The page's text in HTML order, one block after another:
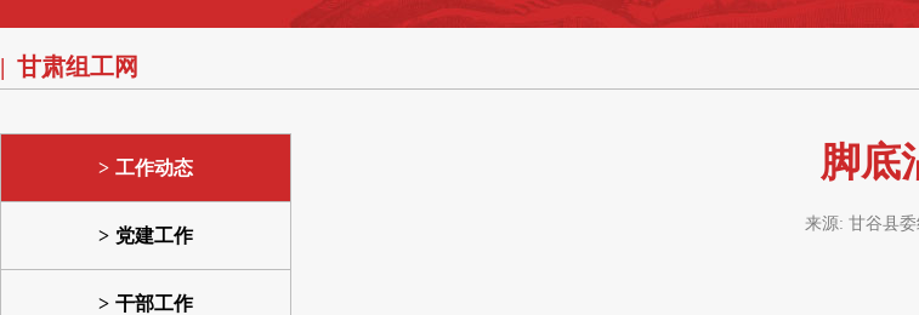
甘肃组工网
工作动态
党建工作
干部工作
脚底
来源: 甘谷县